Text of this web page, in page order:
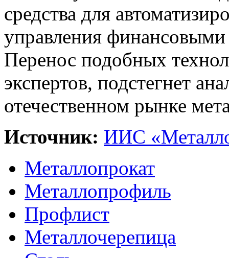
средства для
управления
Перенос подобных
экспертов, подстегнет
отечественном рынке
Источник: ИИС
Металлопрокат
Металлопрофиль
Профлист
Металлочерепица